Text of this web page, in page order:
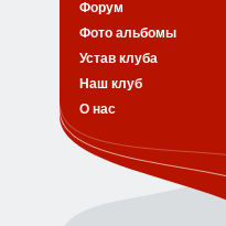
Форум
Фото альбомы
Устав клуба
Наш клуб
О нас